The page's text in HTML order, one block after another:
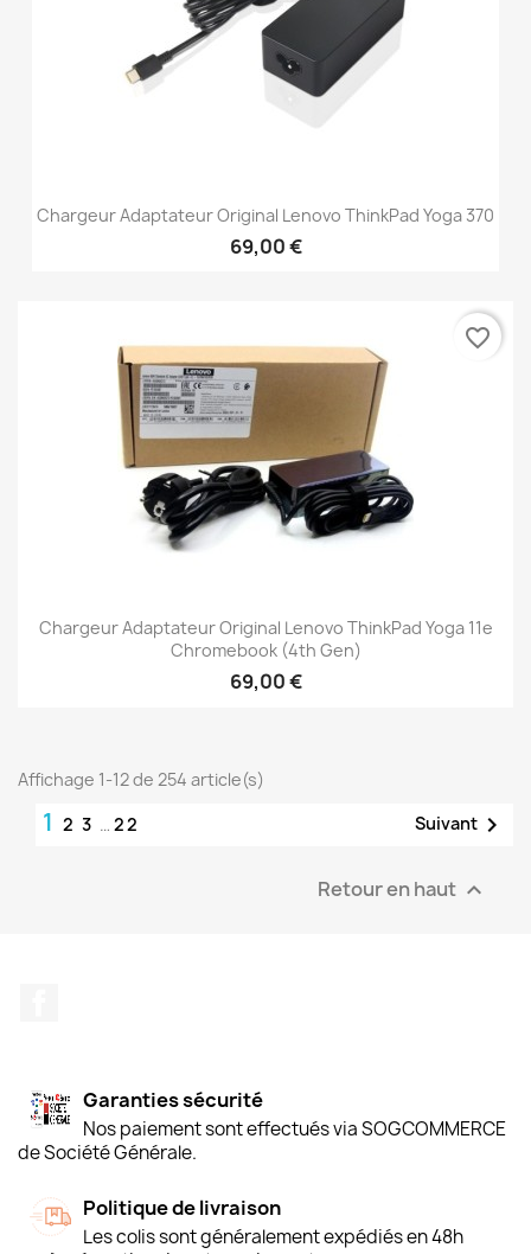
Chargeur Adaptateur Original Lenovo ThinkPad Yoga 370
69,00 €
Chargeur Adaptateur Original Lenovo ThinkPad Yoga 11e
Chromebook (4th Gen)
69,00 €
favorite_border
Affichage 1-12 de 254 article(s)
1 2 3 … 22 Suivant 
Retour en haut 
Garanties sécurité
Nos paiement sont effectués via SOGCOMMERCE
de Société Générale.
Politique de livraison
Les colis sont généralement expédiés en 48h